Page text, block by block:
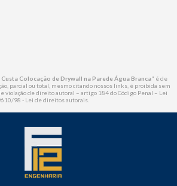
Colocação de Drywall na Parede Água Branca" é de
parcial ou total, mesmo citando nossos links, é proibida sem
violação de direito autoral – artigo 184 do Código Penal – Lei
98 - Lei de direitos autorais